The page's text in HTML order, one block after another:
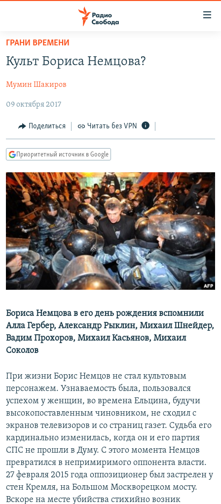
упрощенного
доступа
содержанию
Вернутся
главной
навигации
Вернутся
поиску
ПОДКАСТЫ
АВТОРСКИЕ ПРОЕКТЫ
ЦИТАТЫ СВОБОДЫ
МНЕНИЯ
КУЛЬТУРА
IDEL.РЕАЛИИ
КАВКАЗ.РЕАЛИИ
СЕВЕР.РЕАЛИИ
СИБИРЬ.РЕАЛИИ
РАСПИСАНИЕ ВЕЩАНИЯ
ПОДПИШИТЕСЬ НА РАССЫЛКУ
СОЦИАЛЬНЫЕ СЕТИ
Все сайты РСЕ/РС
ГРАНИ ВРЕМЕНИ
Культ Бориса Немцова?
Мумин Шакиров
09 октября 2017
Поделиться Читать без VPN
Приоритетный источник в Google
Бориса Немцова в его день рождения вспомнили
Алла Гербер, Александр Рыклин, Михаил Шнейдер,
Вадим Прохоров, Михаил Касьянов, Михаил
Соколов
При жизни Борис Немцов не стал культовым
персонажем. Узнаваемость была, пользовался
успехом у женщин, во времена Ельцина, будучи
высокопоставленным чиновником, не сходил с
экранов телевизоров и со страниц газет. Судьба его
кардинально изменилась, когда он и его партия
СПС не прошли в Думу. С этого момента Немцов
превратился в непримиримого оппонента власти.
27 февраля 2015 года оппозиционер был застрелен у
стен Кремля, на Большом Москворецком мосту.
Вскоре на месте убийства стихийно возник